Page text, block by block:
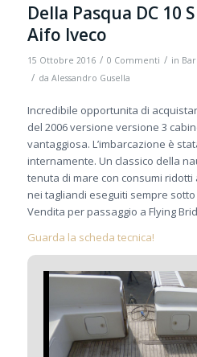
Della Pasqua DC 10
Aifo Iveco
15 Ottobre 2016 / 0 Commenti / in
/ da Alessandro Gusella
Incredibile opportunita di
del 2006 versione versione 3
vantaggiosa. L’imbarcazione è
internamente. Un classico della
tenuta di mare con consumi ridotti
nei tagliandi eseguiti sempre
Vendita per passaggio a Flying
Guarda la scheda tecnica!